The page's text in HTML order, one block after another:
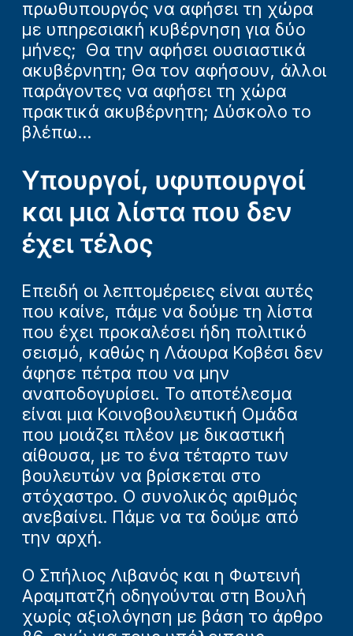
πρωθυπουργός να αφήσει τη χώρα
με υπηρεσιακή κυβέρνηση για δύο
μήνες; Θα την αφήσει ουσιαστικά
ακυβέρνητη; Θα τον αφήσουν, άλλοι
παράγοντες να αφήσει τη χώρα
πρακτικά ακυβέρνητη; Δύσκολο το
βλέπω...
Υπουργοί, υφυπουργοί
και μια λίστα που δεν
έχει τέλος
Επειδή οι λεπτομέρειες είναι αυτές
που καίνε, πάμε να δούμε τη λίστα
που έχει προκαλέσει ήδη πολιτικό
σεισμό, καθώς η Λάουρα Κοβέσι δεν
άφησε πέτρα που να μην
αναποδογυρίσει. Το αποτέλεσμα
είναι μια Κοινοβουλευτική Ομάδα
που μοιάζει πλέον με δικαστική
αίθουσα, με το ένα τέταρτο των
βουλευτών να βρίσκεται στο
στόχαστρο. Ο συνολικός αριθμός
ανεβαίνει. Πάμε να τα δούμε από
την αρχή.
Ο Σπήλιος Λιβανός και η Φωτεινή
Αραμπατζή οδηγούνται στη Βουλή
χωρίς αξιολόγηση με βάση το άρθρο